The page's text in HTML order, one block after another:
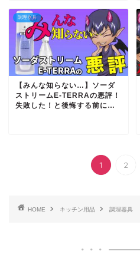
調理器具
【みんな知らない…】ソーダ
ストリームE-TERRAの悪評！
失敗した！と後悔する前に…
1 2
HOME キッチン用品 調理器具